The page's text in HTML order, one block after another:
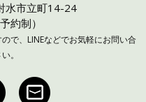
水市立町14-24
約制）
で、LINEなどでお気軽にお問い合
。